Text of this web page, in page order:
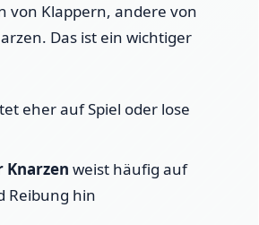
von Klappern, andere von
Das ist ein wichtiger
eher auf Spiel oder lose
Knarzen weist häufig auf
Reibung hin